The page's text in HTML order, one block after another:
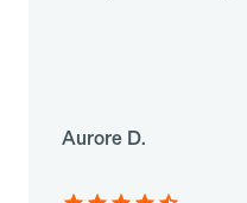
Aurore D.